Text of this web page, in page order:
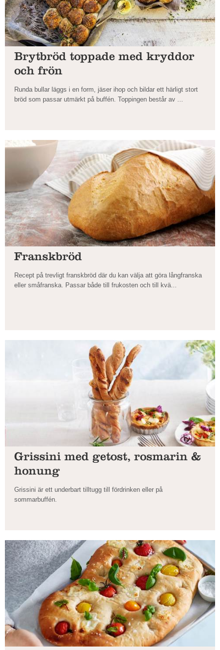
Brytbröd toppade med kryddor
och frön
Runda bullar läggs i en form, jäser ihop och bildar ett härligt stort
bröd som passar utmärkt på buffén. Toppingen består av ...
Franskbröd
Recept på trevligt franskbröd där du kan välja att göra långfranska
eller småfranska. Passar både till frukosten och till kvä...
Grissini med getost, rosmarin &
honung
Grissini är ett underbart tilltugg till fördrinken eller på
sommarbuffén.